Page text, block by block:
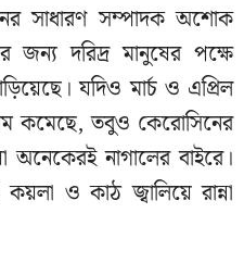
সাধারণ সম্পাদক অশোক
জন্য দরিদ্র মানুষের পক্ষে
যদিও মার্চ ও এপ্রিল
কমেছে, তবুও কেরোসিনের
অনেকেরই নাগালের বাইরে।
ও কাঠ জ্বালিয়ে রান্না